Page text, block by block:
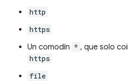
http
https
Un comodín * , que solo
https
file